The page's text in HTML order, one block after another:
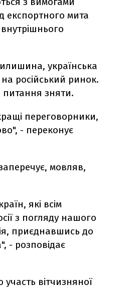
експортного мита
українська
російський ринок.
питання зняти.
переговорники,
- переконує
мовляв,
які всім
з погляду нашого
приєднавшись до
- розповідає
вітчизняної